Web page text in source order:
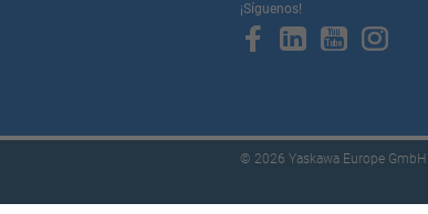
¡Síguenos!
© 2026 Yaskawa Europe GmbH